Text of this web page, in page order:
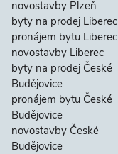
novostavby Plzeň
byty na prodej Liberec
pronájem bytu Liberec
novostavby Liberec
byty na prodej České
Budějovice
pronájem bytu České
Budějovice
novostavby České
Budějovice